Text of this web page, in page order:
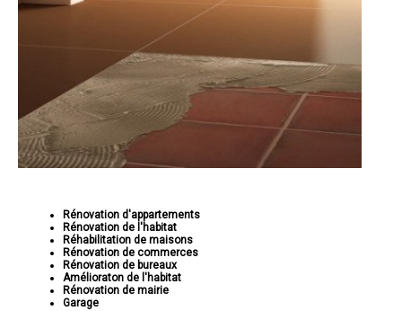
Rénovation d'appartements
Rénovation de l'habitat
Réhabilitation de maisons
Rénovation de commerces
Rénovation de bureaux
Amélioraton de l'habitat
Rénovation de mairie
Garage